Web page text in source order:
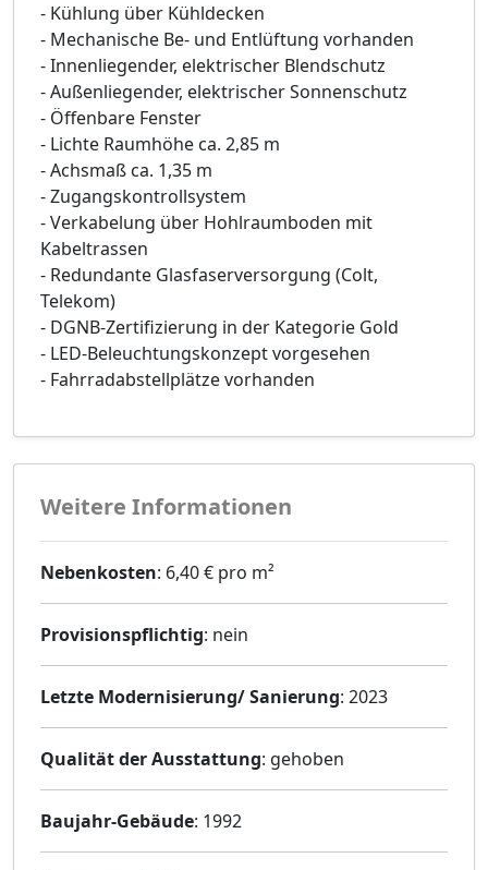
- Kühlung über Kühldecken
- Mechanische Be- und Entlüftung vorhanden
- Innenliegender, elektrischer Blendschutz
- Außenliegender, elektrischer Sonnenschutz
- Öffenbare Fenster
- Lichte Raumhöhe ca. 2,85 m
- Achsmaß ca. 1,35 m
- Zugangskontrollsystem
- Verkabelung über Hohlraumboden mit
Kabeltrassen
- Redundante Glasfaserversorgung (Colt,
Telekom)
- DGNB-Zertifizierung in der Kategorie Gold
- LED-Beleuchtungskonzept vorgesehen
- Fahrradabstellplätze vorhanden
Weitere Informationen
Nebenkosten: 6,40 € pro m²
Provisionspflichtig: nein
Letzte Modernisierung/ Sanierung: 2023
Qualität der Ausstattung: gehoben
Baujahr-Gebäude: 1992